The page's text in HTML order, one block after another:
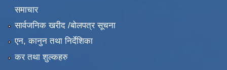
समाचार
सार्वजनिक खरीद /बोलपत्र सूचना
एन, कानुन तथा निर्देशिका
कर तथा शुल्कहरु